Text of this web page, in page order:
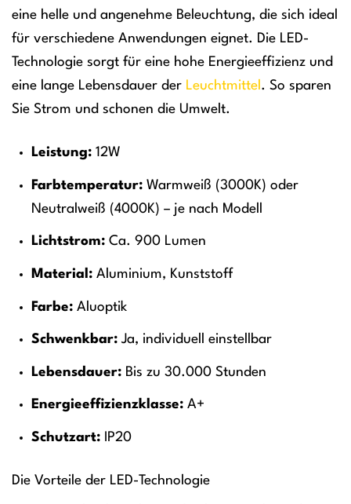
eine helle und angenehme Beleuchtung, die sich ideal
für verschiedene Anwendungen eignet. Die LED-
Technologie sorgt für eine hohe Energieeffizienz und
eine lange Lebensdauer der Leuchtmittel. So sparen
Sie Strom und schonen die Umwelt.
Leistung:12W
Farbtemperatur:Warmweiß (3000K) oder
Neutralweiß (4000K) – je nach Modell
Lichtstrom:Ca. 900 Lumen
Material:Aluminium, Kunststoff
Farbe:Aluoptik
Schwenkbar:Ja, individuell einstellbar
Lebensdauer:Bis zu 30.000 Stunden
Energieeffizienzklasse:A+
Schutzart:IP20
Die Vorteile der LED-Technologie